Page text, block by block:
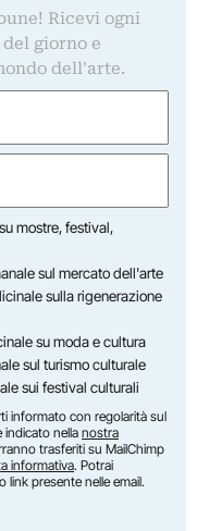
Ricevi ogni
giorno e
dell'arte.
mostre, festival,
sul mercato dell'arte
sulla rigenerazione
su moda e cultura
sul turismo culturale
sui festival culturali
informato con regolarità sul
indicato nella nostra
trasferiti su MailChimp
informativa. Potrai
presente nelle email.